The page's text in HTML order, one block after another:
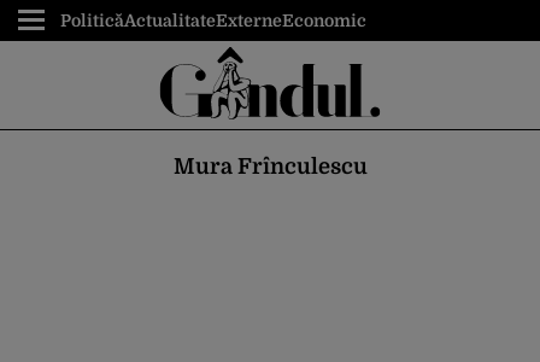
PoliticăActualitateExterneEconomic
Mura Frînculescu